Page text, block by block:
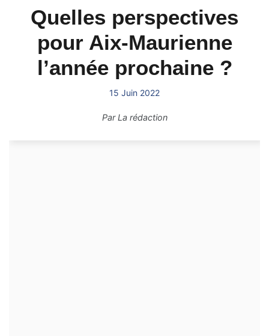
Quelles perspectives
pour Aix-Maurienne
l’année prochaine ?
15 Juin 2022
ParLa rédaction